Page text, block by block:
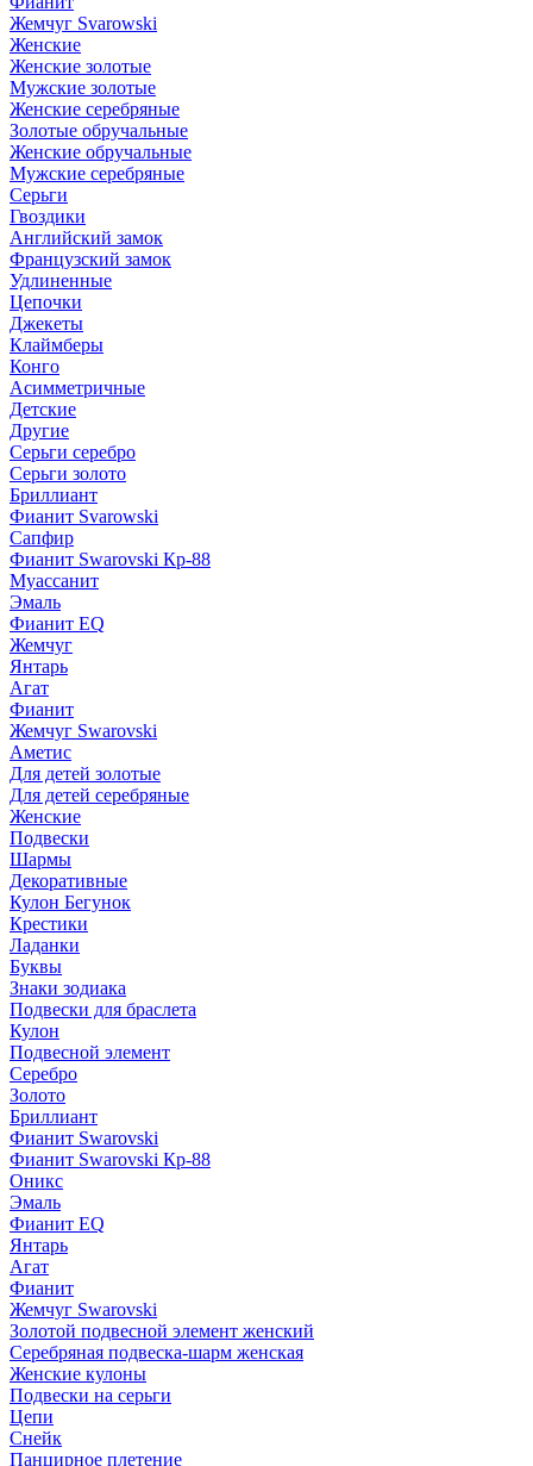
Жемчуг Svarowski
Женские
Женские золотые
Мужские золотые
Женские серебряные
Золотые обручальные
Женские обручальные
Мужские серебряные
Серьги
Гвоздики
Английский замок
Французский замок
Удлиненные
Цепочки
Джекеты
Клаймберы
Конго
Асимметричные
Детские
Другие
Серьги серебро
Серьги золото
Бриллиант
Фианит Svarowski
Сапфир
Фианит Swarovski Кр-88
Муассанит
Эмаль
Фианит EQ
Жемчуг
Янтарь
Агат
Фианит
Жемчуг Swarovski
Аметис
Для детей золотые
Для детей серебряные
Женские
Подвески
Шармы
Декоративные
Кулон Бегунок
Крестики
Ладанки
Буквы
Знаки зодиака
Подвески для браслета
Кулон
Подвесной элемент
Серебро
Золото
Бриллиант
Фианит Swarovski
Фианит Swarovski Кр-88
Оникс
Эмаль
Фианит EQ
Янтарь
Агат
Фианит
Жемчуг Swarovski
Золотой подвесной элемент женcкий
Серебряная подвеска-шарм женская
Женские кулоны
Подвески на серьги
Цепи
Снейк
Панцирное плетение